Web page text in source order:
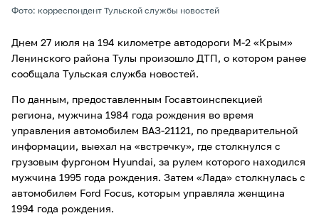
Фото: корреспондент Тульской службы новостей
Днем 27 июля на 194 километре автодороги М-2 «Крым»
Ленинского района Тулы произошло ДТП, о котором ранее
сообщала Тульская служба новостей.
По данным, предоставленным Госавтоинспекцией
региона, мужчина 1984 года рождения во время
управления автомобилем ВАЗ-21121, по предварительной
информации, выехал на «встречку», где столкнулся с
грузовым фургоном Hyundai, за рулем которого находился
мужчина 1995 года рождения. Затем «Лада» столкнулась с
автомобилем Ford Focus, которым управляла женщина
1994 года рождения.